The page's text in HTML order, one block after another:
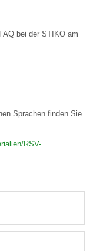
bei der STIKO am
Sprachen finden Sie
RSV-